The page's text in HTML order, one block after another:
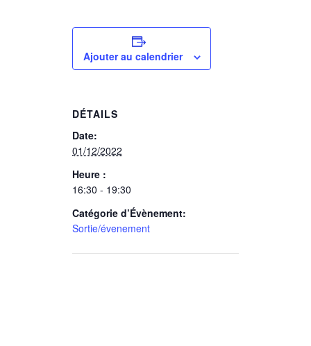
Ajouter au calendrier
DÉTAILS
Date:
01/12/2022
Heure :
16:30 - 19:30
Catégorie d’Évènement:
Sortie/évenement